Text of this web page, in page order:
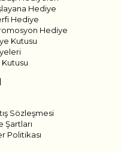
Hediye
Hediye
Hediye
Kutusu
Sözleşmesi
Şartları
Politikası